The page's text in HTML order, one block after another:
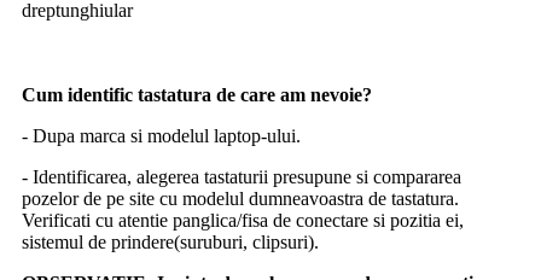
dreptunghiular
Cum identific tastatura de care am nevoie?
- Dupa marca si modelul laptop-ului.
- Identificarea, alegerea tastaturii presupune si compararea
pozelor de pe site cu modelul dumneavoastra de tastatura.
Verificati cu atentie panglica/fisa de conectare si pozitia ei,
sistemul de prindere(suruburi, clipsuri).